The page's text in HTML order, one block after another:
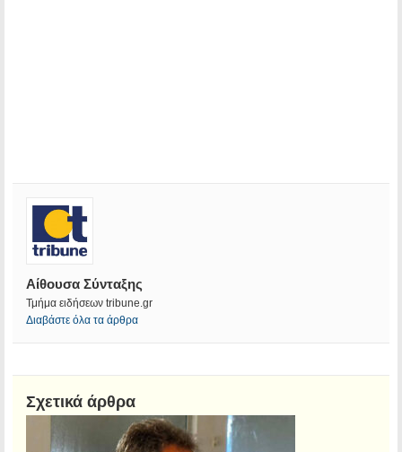
Αίθουσα Σύνταξης
Τμήμα ειδήσεων tribune.gr
Διαβάστε όλα τα άρθρα
Σχετικά άρθρα